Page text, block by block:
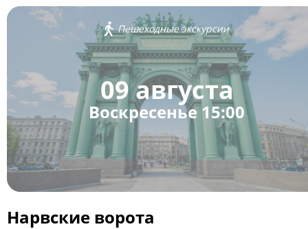
Пешеходные экскурсии
09 августа
Воскресенье 15:00
Нарвские ворота